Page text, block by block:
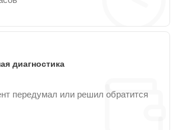
диагностика
передумал или решил обратится